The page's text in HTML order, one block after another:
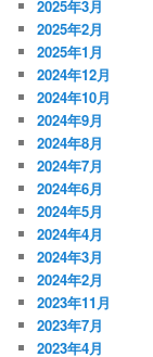
2025年3月
2025年2月
2025年1月
2024年12月
2024年10月
2024年9月
2024年8月
2024年7月
2024年6月
2024年5月
2024年4月
2024年3月
2024年2月
2023年11月
2023年7月
2023年4月